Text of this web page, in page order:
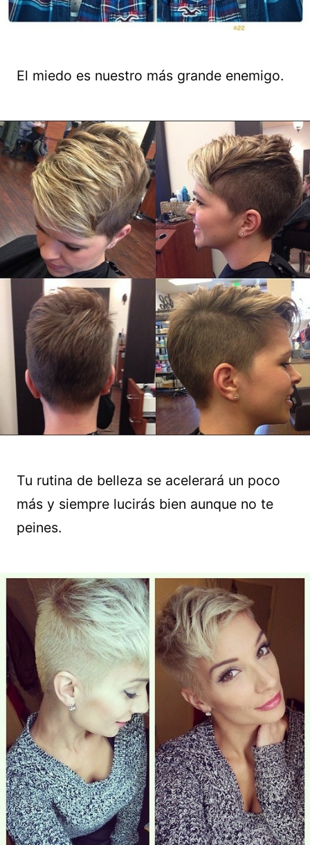
El miedo es nuestro más grande enemigo.
Tu rutina de belleza se acelerará un poco
más y siempre lucirás bien aunque no te
peines.